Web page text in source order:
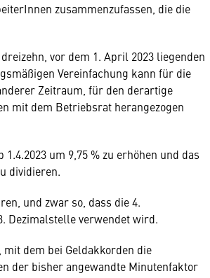
zusammenzufassen, die die
vor dem 1. April 2023 liegenden
Vereinfachung kann für die
Zeitraum, für den derartige
mit dem Betriebsrat herangezogen
um 9,75 % zu erhöhen und das
dividieren.
und zwar so, dass die 4.
Dezimalstelle verwendet wird.
dem bei Geldakkorden die
der bisher angewandte Minutenfaktor